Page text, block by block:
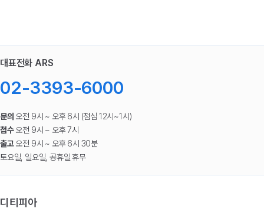
대표전화 ARS
02-3393-6000
문의 오전 9시 ~ 오후 6시 (점심 12시~1시)
접수오전 9시 ~ 오후 7시
출고오전 9시 ~ 오후 6시 30분
토요일, 일요일, 공휴일 휴무
디티피아